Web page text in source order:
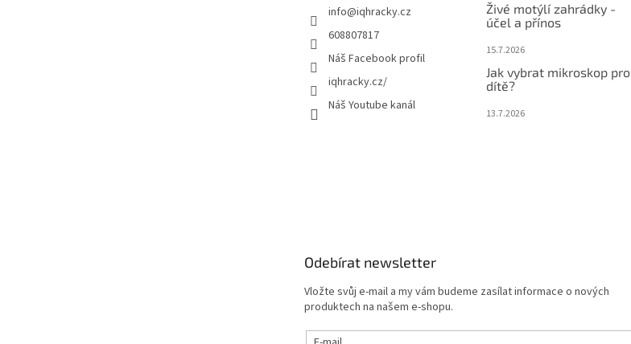
info@iqhracky.cz
608807817
Náš Facebook profil
iqhracky.cz/
Náš Youtube kanál
Živé motýlí zahrádky -
účel a přínos
15.7.2026
Jak vybrat mikroskop pro
dítě?
13.7.2026
Odebírat newsletter
Vložte svůj e-mail a my vám budeme zasílat informace o nových
produktech na našem e-shopu.